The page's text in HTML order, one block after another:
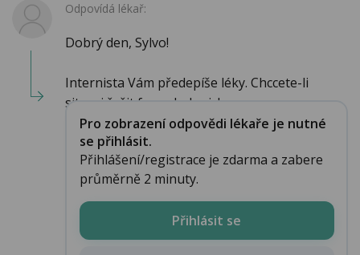
Odpovídá lékař:
Dobrý den, Sylvo!
Internista Vám předepíše léky. Chccete-li
situaci řešit farmakologicky,...
Pro zobrazení odpovědi lékaře je nutné
se přihlásit.
Přihlášení/registrace je zdarma a zabere
průměrně 2 minuty.
Přihlásit se